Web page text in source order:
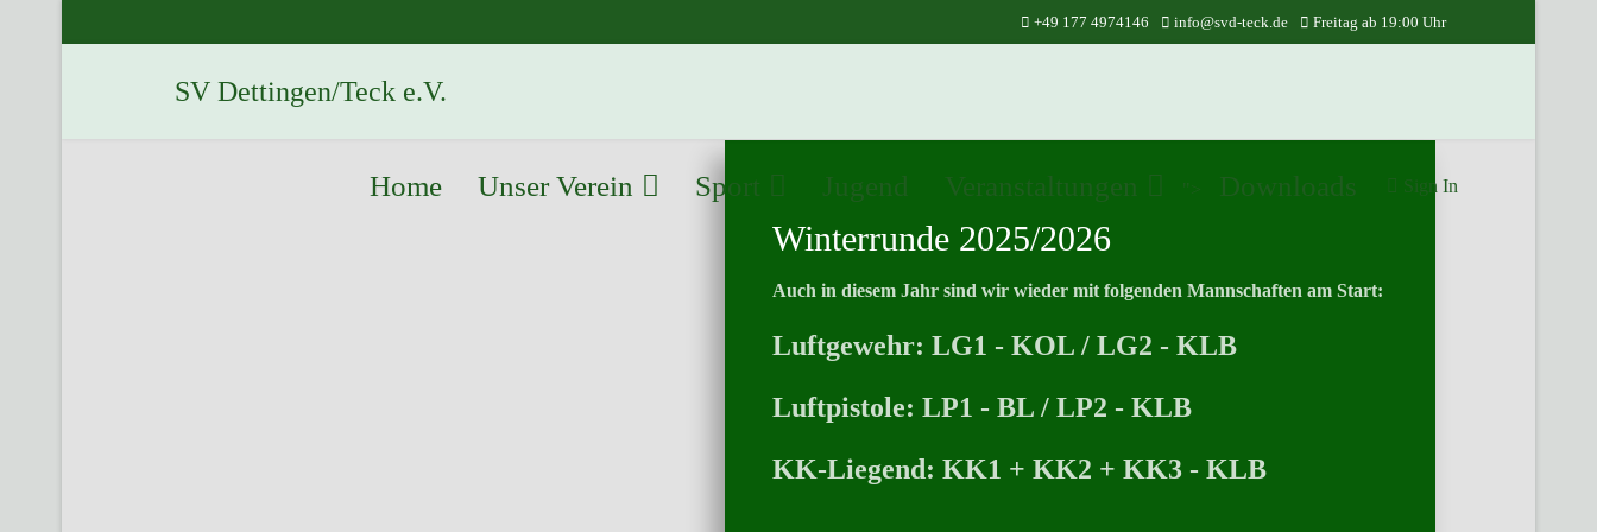
+49 177 4974146 info@svd-teck.de Freitag ab 19:00 Uhr
SV Dettingen/Teck e.V.
Home Unser Verein Sport Jugend Veranstaltungen Downloads Sign In
Winterrunde 2025/2026
Auch in diesem Jahr sind wir wieder mit folgenden Mannschaften am Start:
Luftgewehr: LG1 - KOL / LG2 - KLB
Luftpistole: LP1 - BL / LP2 - KLB
KK-Liegend: KK1 + KK2 + KK3 - KLB